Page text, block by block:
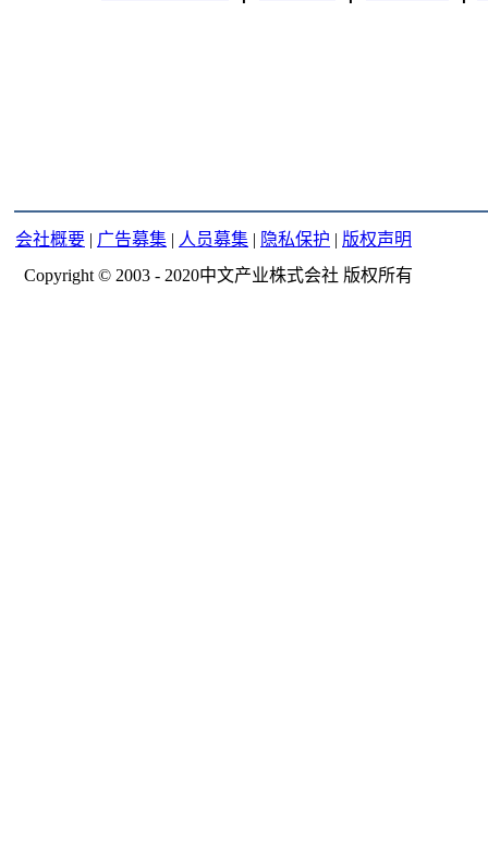
会社概要 | 广告募集 | 人员募集 | 隐私保护 | 版权声明
Copyright © 2003 - 2020中文产业株式会社 版权所有